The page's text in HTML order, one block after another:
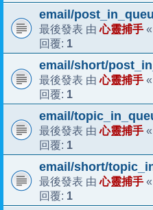
email/
最後發表 由心靈捕手 «
回覆: 1
email/short/
最後發表 由心靈捕手 «
回覆: 1
email/
最後發表 由心靈捕手 «
回覆: 1
email/short/
最後發表 由心靈捕手 «
回覆: 1